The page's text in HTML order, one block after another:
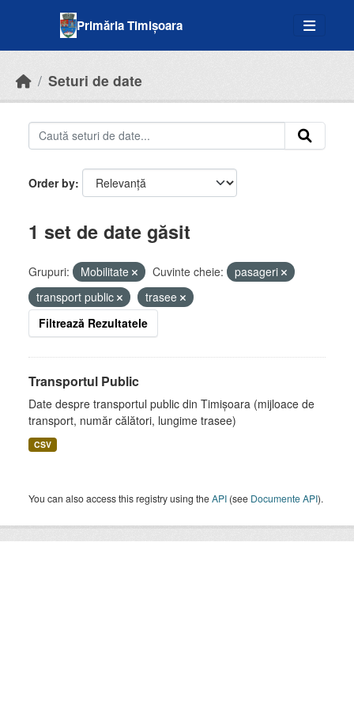
Primăria Timișoara
Seturi de date
Order by
1 set de date găsit
Grupuri: Mobilitate Cuvinte cheie:
pasageri
transport public
trasee
Filtrează Rezultatele
Transportul Public
Date despre transportul public din Timișoara (mijloace de
transport, număr călători, lungime trasee)
CSV
You can also access this registry using theAPI (see Documente API).